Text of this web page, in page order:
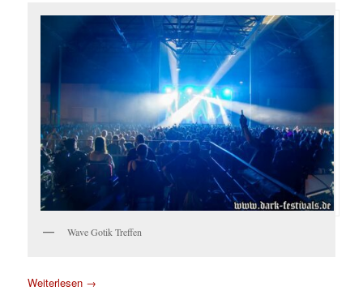
Wave Gotik Treffen
Weiterlesen →